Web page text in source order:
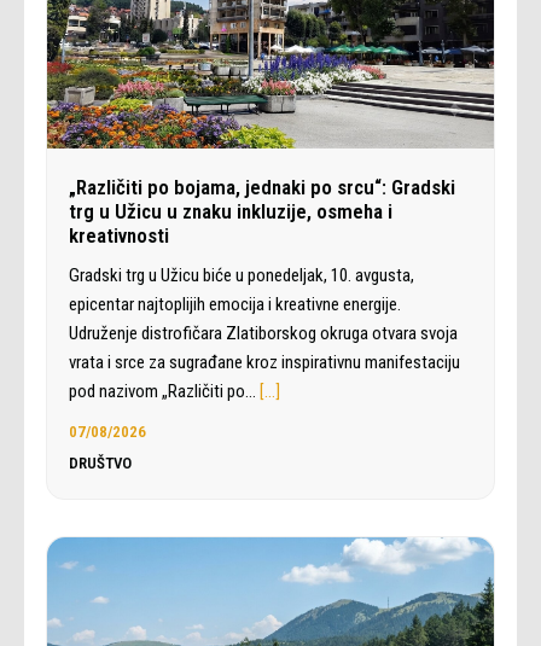
„Različiti po bojama, jednaki po srcu“: Gradski
trg u Užicu u znaku inkluzije, osmeha i
kreativnosti
Gradski trg u Užicu biće u ponedeljak, 10. avgusta,
epicentar najtoplijih emocija i kreativne energije.
Udruženje distrofičara Zlatiborskog okruga otvara svoja
vrata i srce za sugrađane kroz inspirativnu manifestaciju
pod nazivom „Različiti po… […]
07/08/2026
DRUŠTVO